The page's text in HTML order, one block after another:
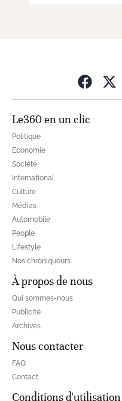
Le360 en un clic
Politique
Economie
Société
International
Culture
Médias
Automobile
People
Lifestyle
Nos chroniqueurs
À propos de nous
Qui sommes-nous
Publicité
Archives
Nous contacter
FAQ
Contact
Conditions d'utilisation